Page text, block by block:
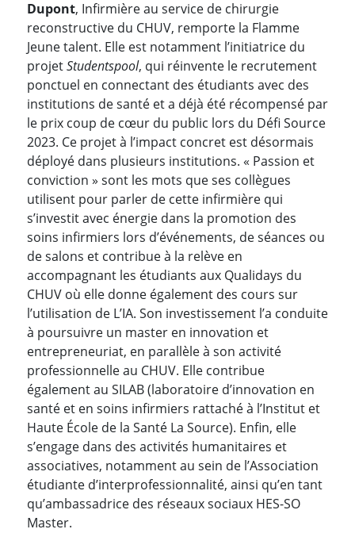
Dupont, Infirmière au service de chirurgie
reconstructive du CHUV, remporte la Flamme
Jeune talent. Elle est notamment l’initiatrice du
projetStudentspool, qui réinvente le recrutement
ponctuel en connectant des étudiants avec des
institutions de santé et a déjà été récompensé par
le prix coup de cœur du public lors du Défi Source
2023. Ce projet à l’impact concret est désormais
déployé dans plusieurs institutions. « Passion et
conviction » sont les mots que ses collègues
utilisent pour parler de cette infirmière qui
s’investit avec énergie dans la promotion des
soins infirmiers lors d’événements, de séances ou
de salons et contribue à la relève en
accompagnant les étudiants aux Qualidays du
CHUV où elle donne également des cours sur
l’utilisation de L’IA. Son investissement l’a conduite
à poursuivre un master en innovation et
entrepreneuriat, en parallèle à son activité
professionnelle au CHUV. Elle contribue
également au SILAB (laboratoire d’innovation en
santé et en soins infirmiers rattaché à l’Institut et
Haute École de la Santé La Source). Enfin, elle
s’engage dans des activités humanitaires et
associatives, notamment au sein de l’Association
étudiante d’interprofessionnalité, ainsi qu’en tant
qu’ambassadrice des réseaux sociaux HES-SO
Master.